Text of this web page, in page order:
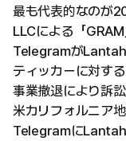
最も代表的なのが
LLCによる「
TelegramがLantah
ティッカーに対す
事業撤退により訴
米カリフォルニア地
Telegramに